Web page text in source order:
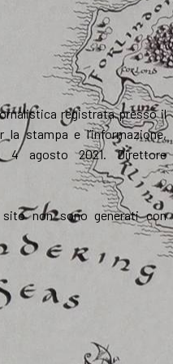
registrata presso il
la stampa e l’informazione,
4 agosto 2021. Direttore
non sono generati con